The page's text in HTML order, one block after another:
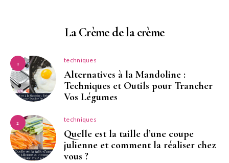
La Crème de la crème
1 techniques
Alternatives à la Mandoline :
Techniques et Outils pour Trancher
Vos Légumes
2 techniques
Quelle est la taille d’une coupe
julienne et comment la réaliser chez
vous ?